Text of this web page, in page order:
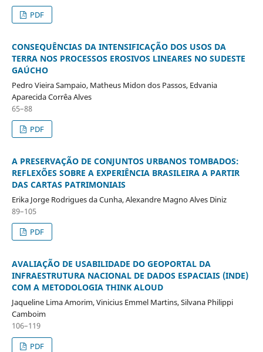
PDF
CONSEQUÊNCIAS DA INTENSIFICAÇÃO DOS USOS DA
TERRA NOS PROCESSOS EROSIVOS LINEARES NO SUDESTE
GAÚCHO
Pedro Vieira Sampaio, Matheus Midon dos Passos, Edvania
Aparecida Corrêa Alves
65–88
PDF
A PRESERVAÇÃO DE CONJUNTOS URBANOS TOMBADOS:
REFLEXÕES SOBRE A EXPERIÊNCIA BRASILEIRA A PARTIR
DAS CARTAS PATRIMONIAIS
Erika Jorge Rodrigues da Cunha, Alexandre Magno Alves Diniz
89–105
PDF
AVALIAÇÃO DE USABILIDADE DO GEOPORTAL DA
INFRAESTRUTURA NACIONAL DE DADOS ESPACIAIS (INDE)
COM A METODOLOGIA THINK ALOUD
Jaqueline Lima Amorim, Vinicius Emmel Martins, Silvana Philippi
Camboim
106–119
PDF